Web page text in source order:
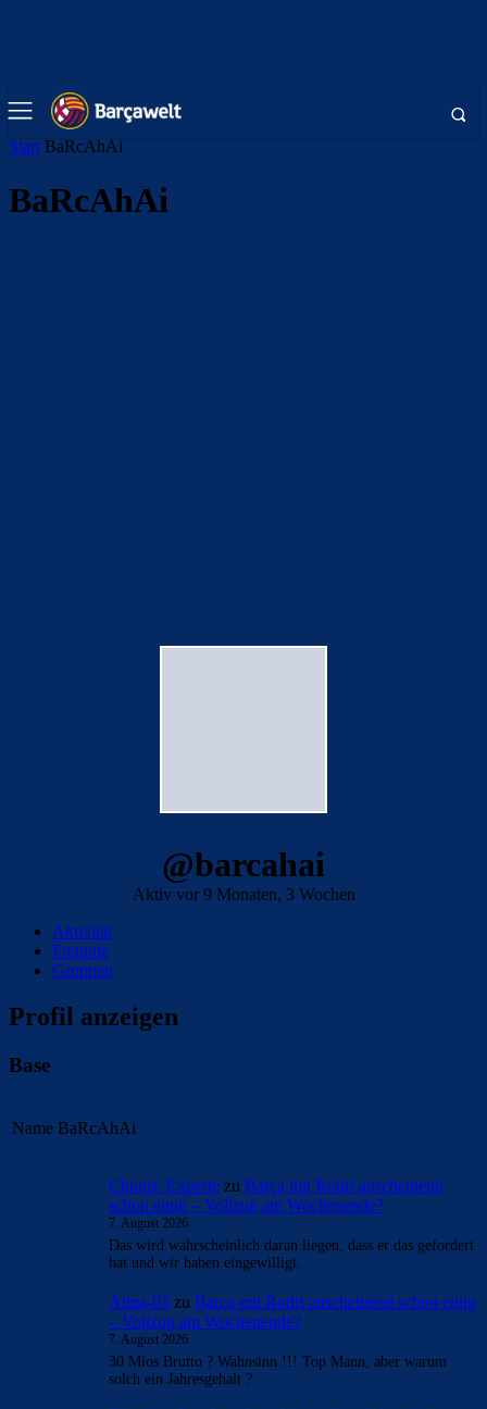
Start BaRcAhAi
BaRcAhAi
@barcahai
Aktiv vor 9 Monaten, 3 Wochen
Aktivität
Freunde
Gruppen
Profil anzeigen
Base
Name BaRcAhAi
Clouds: Experte zu Barça mit Rodri anscheinend
schon einig – Vollzug am Wochenende?
7. August 2026
Das wird wahrscheinlich daran liegen, dass er das gefordert
hat und wir haben eingewilligt.
Alma-03 zu Barça mit Rodri anscheinend schon einig
– Vollzug am Wochenende?
7. August 2026
30 Mios Brutto ? Wahnsinn !!! Top Mann, aber warum
solch ein Jahresgehalt ?